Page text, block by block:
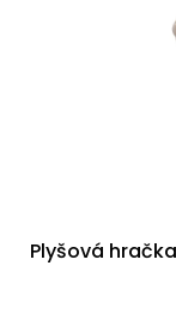
Plyšová